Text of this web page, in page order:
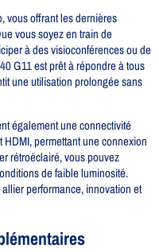
vous offrant les dernières
vous soyez en train de
à des visioconférences ou de
G11 est prêt à répondre à tous
une utilisation prolongée sans
également une connectivité
HDMI, permettant une connexion
rétroéclairé, vous pouvez
de faible luminosité.
allier performance, innovation et